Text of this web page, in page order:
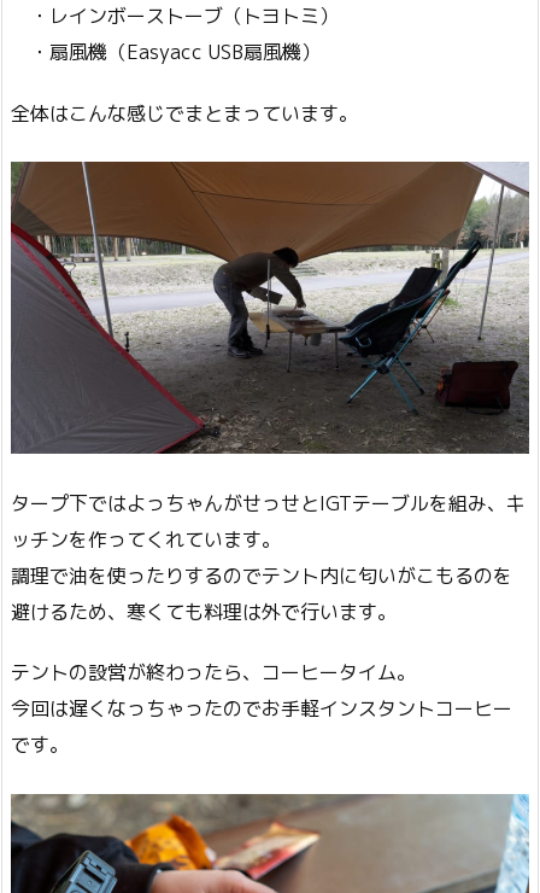
・レインボーストーブ（トヨトミ）
・扇風機（Easyacc USB扇風機）
全体はこんな感じでまとまっています。
タープ下ではよっちゃんがせっせとIGTテーブルを組み、キ
ッチンを作ってくれています。
調理で油を使ったりするのでテント内に匂いがこもるのを
避けるため、寒くても料理は外で行います。
テントの設営が終わったら、コーヒータイム。
今回は遅くなっちゃったのでお手軽インスタントコーヒー
です。